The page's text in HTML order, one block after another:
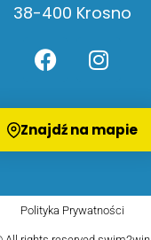
38-400 Krosno
Znajdź na mapie
Polityka Prywatności